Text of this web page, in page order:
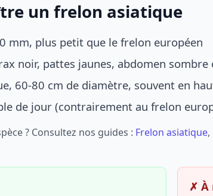
un frelon asiatique
mm, plus petit que le frelon européen
noir, pattes jaunes, abdomen
60-80 cm de diamètre, souvent en
de jour (contrairement au frelon
? Consultez nos guides : Frelon asiatique,
✗ À